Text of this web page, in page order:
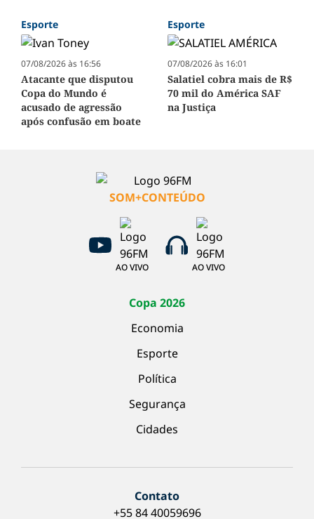
Esporte
07/08/2026 às 16:56
Atacante que disputou
Copa do Mundo é
acusado de agressão
após confusão em boate
Esporte
07/08/2026 às 16:01
Salatiel cobra mais de R$
70 mil do América SAF
na Justiça
SOM+CONTEÚDO
AO VIVO AO VIVO
Copa 2026
Economia
Esporte
Política
Segurança
Cidades
Contato
+55 84 40059696